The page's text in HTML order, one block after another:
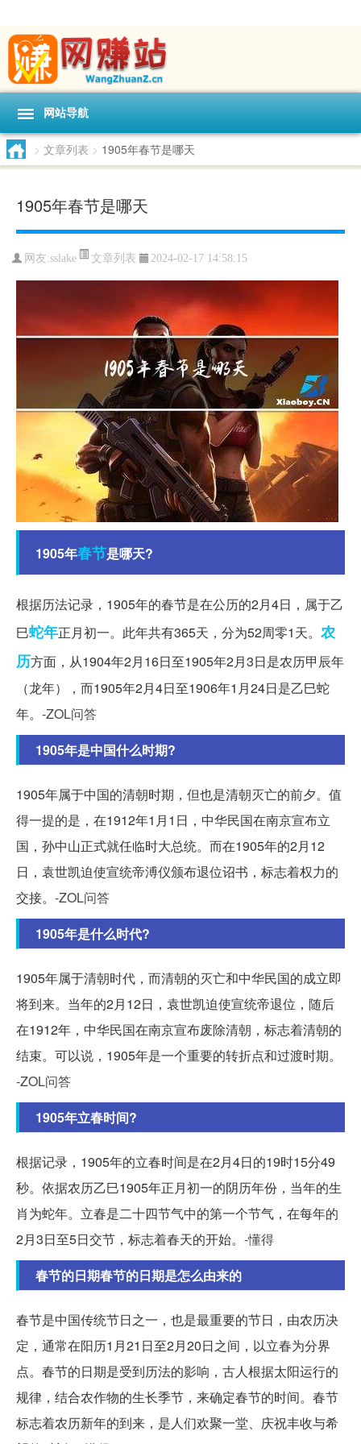
网站导航
> 文章列表 > 1905年春节是哪天
1905年春节是哪天
网友:sslake 文章列表 2024-02-17 14:58:15
1905年春节是哪天?
根据历法记录，1905年的春节是在公历的2月4日，属于乙
巳蛇年正月初一。此年共有365天，分为52周零1天。 农
历方面，从1904年2月16日至1905年2月3日是农历甲辰年
（龙年），而1905年2月4日至1906年1月24日是乙巳蛇
年。 -ZOL问答
1905年是中国什么时期?
1905年属于中国的清朝时期，但也是清朝灭亡的前夕。值
得一提的是，在1912年1月1日，中华民国在南京宣布立
国，孙中山正式就任临时大总统。而在1905年的2月12
日，袁世凯迫使宣统帝溥仪颁布退位诏书，标志着权力的
交接。 -ZOL问答
1905年是什么时代?
1905年属于清朝时代，而清朝的灭亡和中华民国的成立即
将到来。当年的2月12日，袁世凯迫使宣统帝退位，随后
在1912年，中华民国在南京宣布废除清朝，标志着清朝的
结束。可以说，1905年是一个重要的转折点和过渡时期。
-ZOL问答
1905年立春时间?
根据记录，1905年的立春时间是在2月4日的19时15分49
秒。依据农历乙巳1905年正月初一的阴历年份，当年的生
肖为蛇年。立春是二十四节气中的第一个节气，在每年的
2月3日至5日交节，标志着春天的开始。 -懂得
春节的日期春节的日期是怎么由来的
春节是中国传统节日之一，也是最重要的节日，由农历决
定，通常在阳历1月21日至2月20日之间，以立春为分界
点。春节的日期是受到历法的影响，古人根据太阳运行的
规律，结合农作物的生长季节，来确定春节的时间。春节
标志着农历新年的到来，是人们欢聚一堂、庆祝丰收与希